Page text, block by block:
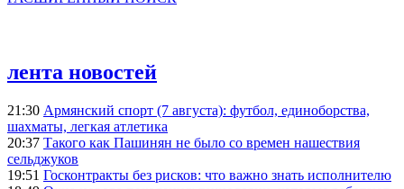
лента новостей
21:30 Армянский спорт (7 августа): футбол, единоборства,
шахматы, легкая атлетика
20:37 Такого как Пашинян не было со времен нашествия
сельджуков
19:51 Госконтракты без рисков: что важно знать исполнителю